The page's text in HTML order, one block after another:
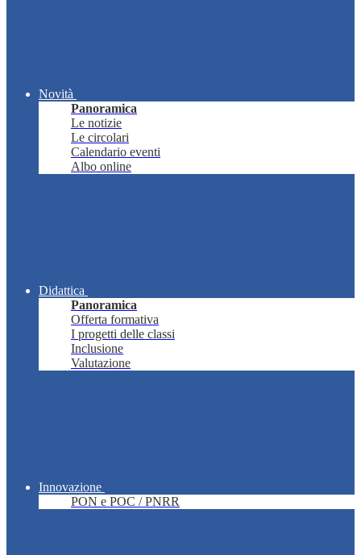
Novità
Panoramica
Le notizie
Le circolari
Calendario eventi
Albo online
Didattica
Panoramica
Offerta formativa
I progetti delle classi
Inclusione
Valutazione
Innovazione
PON e POC / PNRR